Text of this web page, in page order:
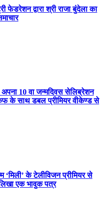
फेडरेशन द्वारा श्री राजा बुंदेला का
10 वा जन्मदिवस सेलिब्रेशन
के साथ डबल प्रीमियर वीकेण्ड से
‘मिली’ के टेलीविजन प्रीमियर से
एक भावुक पत्र